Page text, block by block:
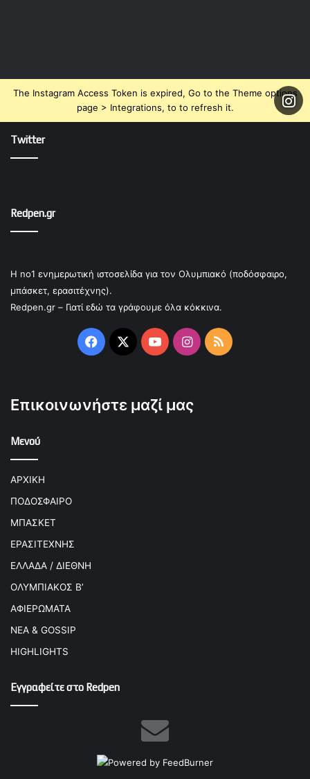
The Instagram Access Token is expired, Go to the Theme options
page > Integrations, to to refresh it.
Twitter
Redpen.gr
Η no1 ενημερωτική ιστοσελίδα για τον Ολυμπιακό (ποδόσφαιρο,
μπάσκετ, ερασιτέχνης).
Redpen.gr – Γιατί εδώ τα γράφουμε όλα κόκκινα.
Facebook
X YouTubeInstagram
RSS
Επικοινωνήστε μαζί μας
Μενού
ΑΡΧΙΚΗ
ΠΟΔΟΣΦΑΙΡΟ
ΜΠΑΣΚΕΤ
ΕΡΑΣΙΤΕΧΝΗΣ
ΕΛΛΑΔΑ / ΔΙΕΘΝΗ
ΟΛΥΜΠΙΑΚΟΣ Β’
ΑΦΙΕΡΩΜΑΤΑ
ΝΕΑ & GOSSIP
HIGHLIGHTS
Εγγραφείτε στο Redpen